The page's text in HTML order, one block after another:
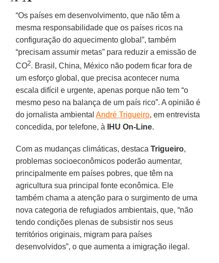
“Os países em desenvolvimento, que não têm a
mesma responsabilidade que os países ricos na
configuração do aquecimento global”, também
“precisam assumir metas” para reduzir a emissão de
CO2. Brasil, China, México não podem ficar fora de
um esforço global, que precisa acontecer numa
escala difícil e urgente, apenas porque não tem “o
mesmo peso na balança de um país rico”. A opinião é
do jornalista ambientalAndré Trigueiro, em entrevista
concedida, por telefone, à
IHU On-Line.
Com as mudanças climáticas, destacaTrigueiro,
problemas socioeconômicos poderão aumentar,
principalmente em países pobres, que têm na
agricultura sua principal fonte econômica. Ele
também chama a atenção para o surgimento de uma
nova categoria de refugiados ambientais, que, “não
tendo condições plenas de subsistir nos seus
territórios originais, migram para países
desenvolvidos”, o que aumenta a imigração ilegal.